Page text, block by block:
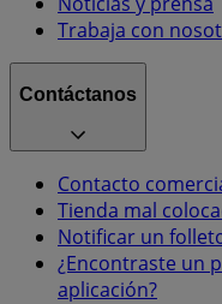
Trabaja con
Contáctanos
Contacto
Tienda mal
Notificar un
¿Encontraste un
aplicación?